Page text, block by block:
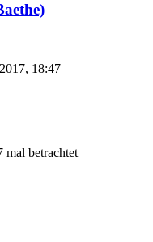
18:47
mal betrachtet